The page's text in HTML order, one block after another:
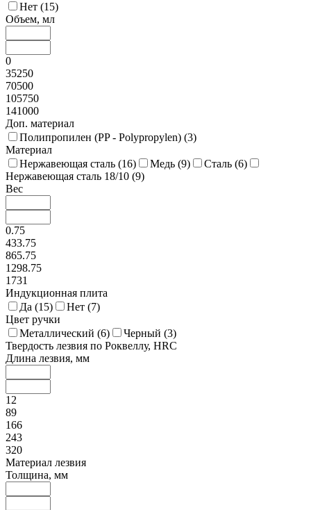
Нет (15)
Объем, мл
0
35250
70500
105750
141000
Доп. материал
Полипропилен (PP - Polypropylen) (3)
Материал
Нержавеющая сталь (16) Медь (9) Сталь (6)
Нержавеющая сталь 18/10 (9)
Вес
0.75
433.75
865.75
1298.75
1731
Индукционная плита
Да (15) Нет (7)
Цвет ручки
Металлический (6) Черный (3)
Твердость лезвия по Роквеллу, HRC
Длина лезвия, мм
12
89
166
243
320
Материал лезвия
Толщина, мм